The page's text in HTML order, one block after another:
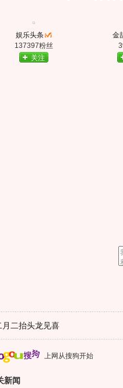
娱乐头条
137397粉丝
关注
金
月二抬头龙见喜
上网从搜狗开始
新闻